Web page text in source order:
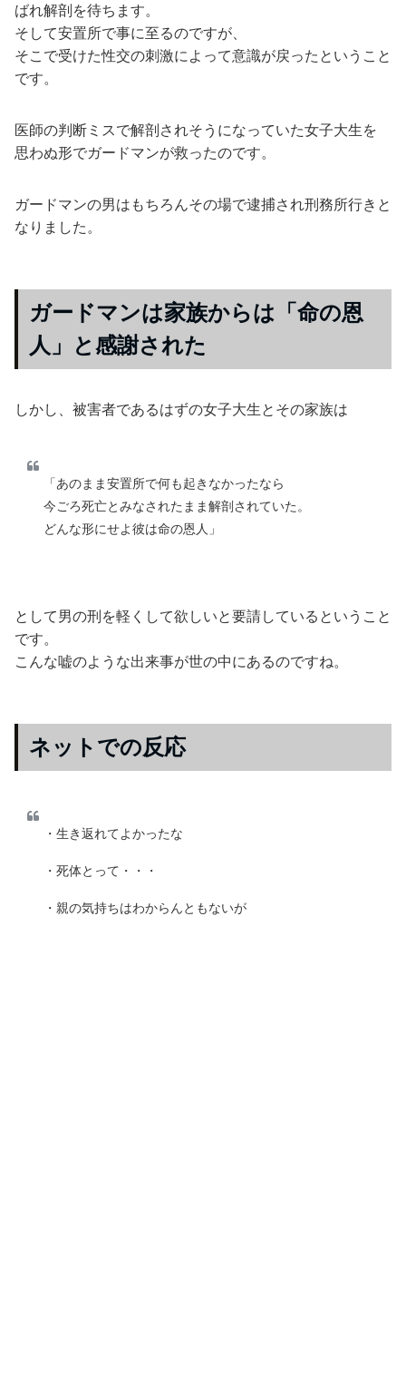
ばれ解剖を待ちます。
そして安置所で事に至るのですが、
そこで受けた性交の刺激によって意識が戻ったということ
です。
医師の判断ミスで解剖されそうになっていた女子大生を
思わぬ形でガードマンが救ったのです。
ガードマンの男はもちろんその場で逮捕され刑務所行きと
なりました。
ガードマンは家族からは「命の恩
人」と感謝された
しかし、被害者であるはずの女子大生とその家族は
「あのまま安置所で何も起きなかったなら
今ごろ死亡とみなされたまま解剖されていた。
どんな形にせよ彼は命の恩人」
として男の刑を軽くして欲しいと要請しているということ
です。
こんな嘘のような出来事が世の中にあるのですね。
ネットでの反応
・生き返れてよかったな
・死体とって・・・
・親の気持ちはわからんともないが